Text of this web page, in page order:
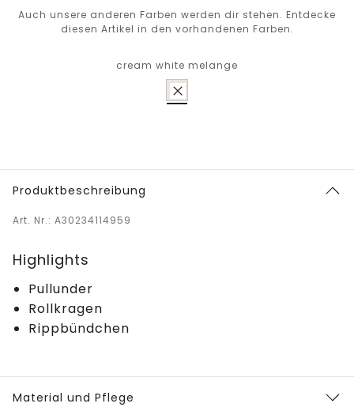
Auch unsere anderen Farben werden dir stehen. Entdecke
diesen Artikel in den vorhandenen Farben.
cream white melange
Produktbeschreibung
Art. Nr.: A30234114959
Highlights
Pullunder
Rollkragen
Rippbündchen
Material und Pflege